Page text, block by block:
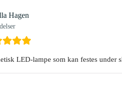
Hagen
LED-lampe som kan festes under